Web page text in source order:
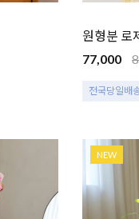
원형분 로
77,000
전국당일배
NEW